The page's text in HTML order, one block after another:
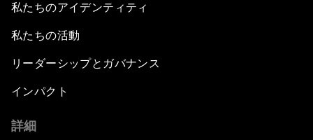
私たちのアイデンティティ
私たちの活動
リーダーシップとガバナンス
インパクト
詳細